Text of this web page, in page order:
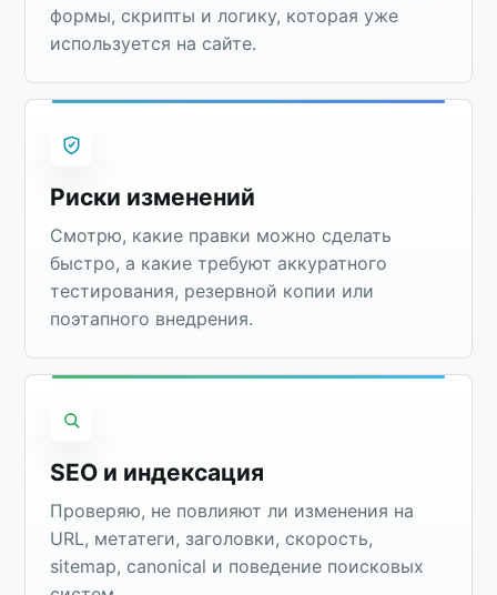
формы, скрипты и логику, которая уже
используется на сайте.
Риски изменений
Смотрю, какие правки можно сделать
быстро, а какие требуют аккуратного
тестирования, резервной копии или
поэтапного внедрения.
SEO и индексация
Проверяю, не повлияют ли изменения на
URL, метатеги, заголовки, скорость,
sitemap, canonical и поведение поисковых